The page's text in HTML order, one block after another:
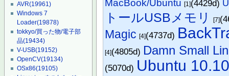
AVR(19961)
Windows 7
Loader(19878)
tokkyo/買った物/電子部
品(19434)
V-USB(19152)
OpenCV(19134)
OSx86(19105)
MacBook/Ubuntu [1](4429d)
トールUSBメモリ [7]
Magic [4](4737d)
[4](4805d) Damn Small
(5070d) Ubuntu